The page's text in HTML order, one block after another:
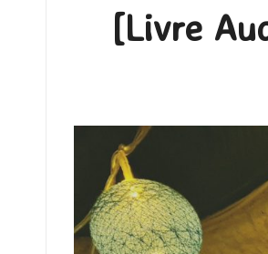
[Livre